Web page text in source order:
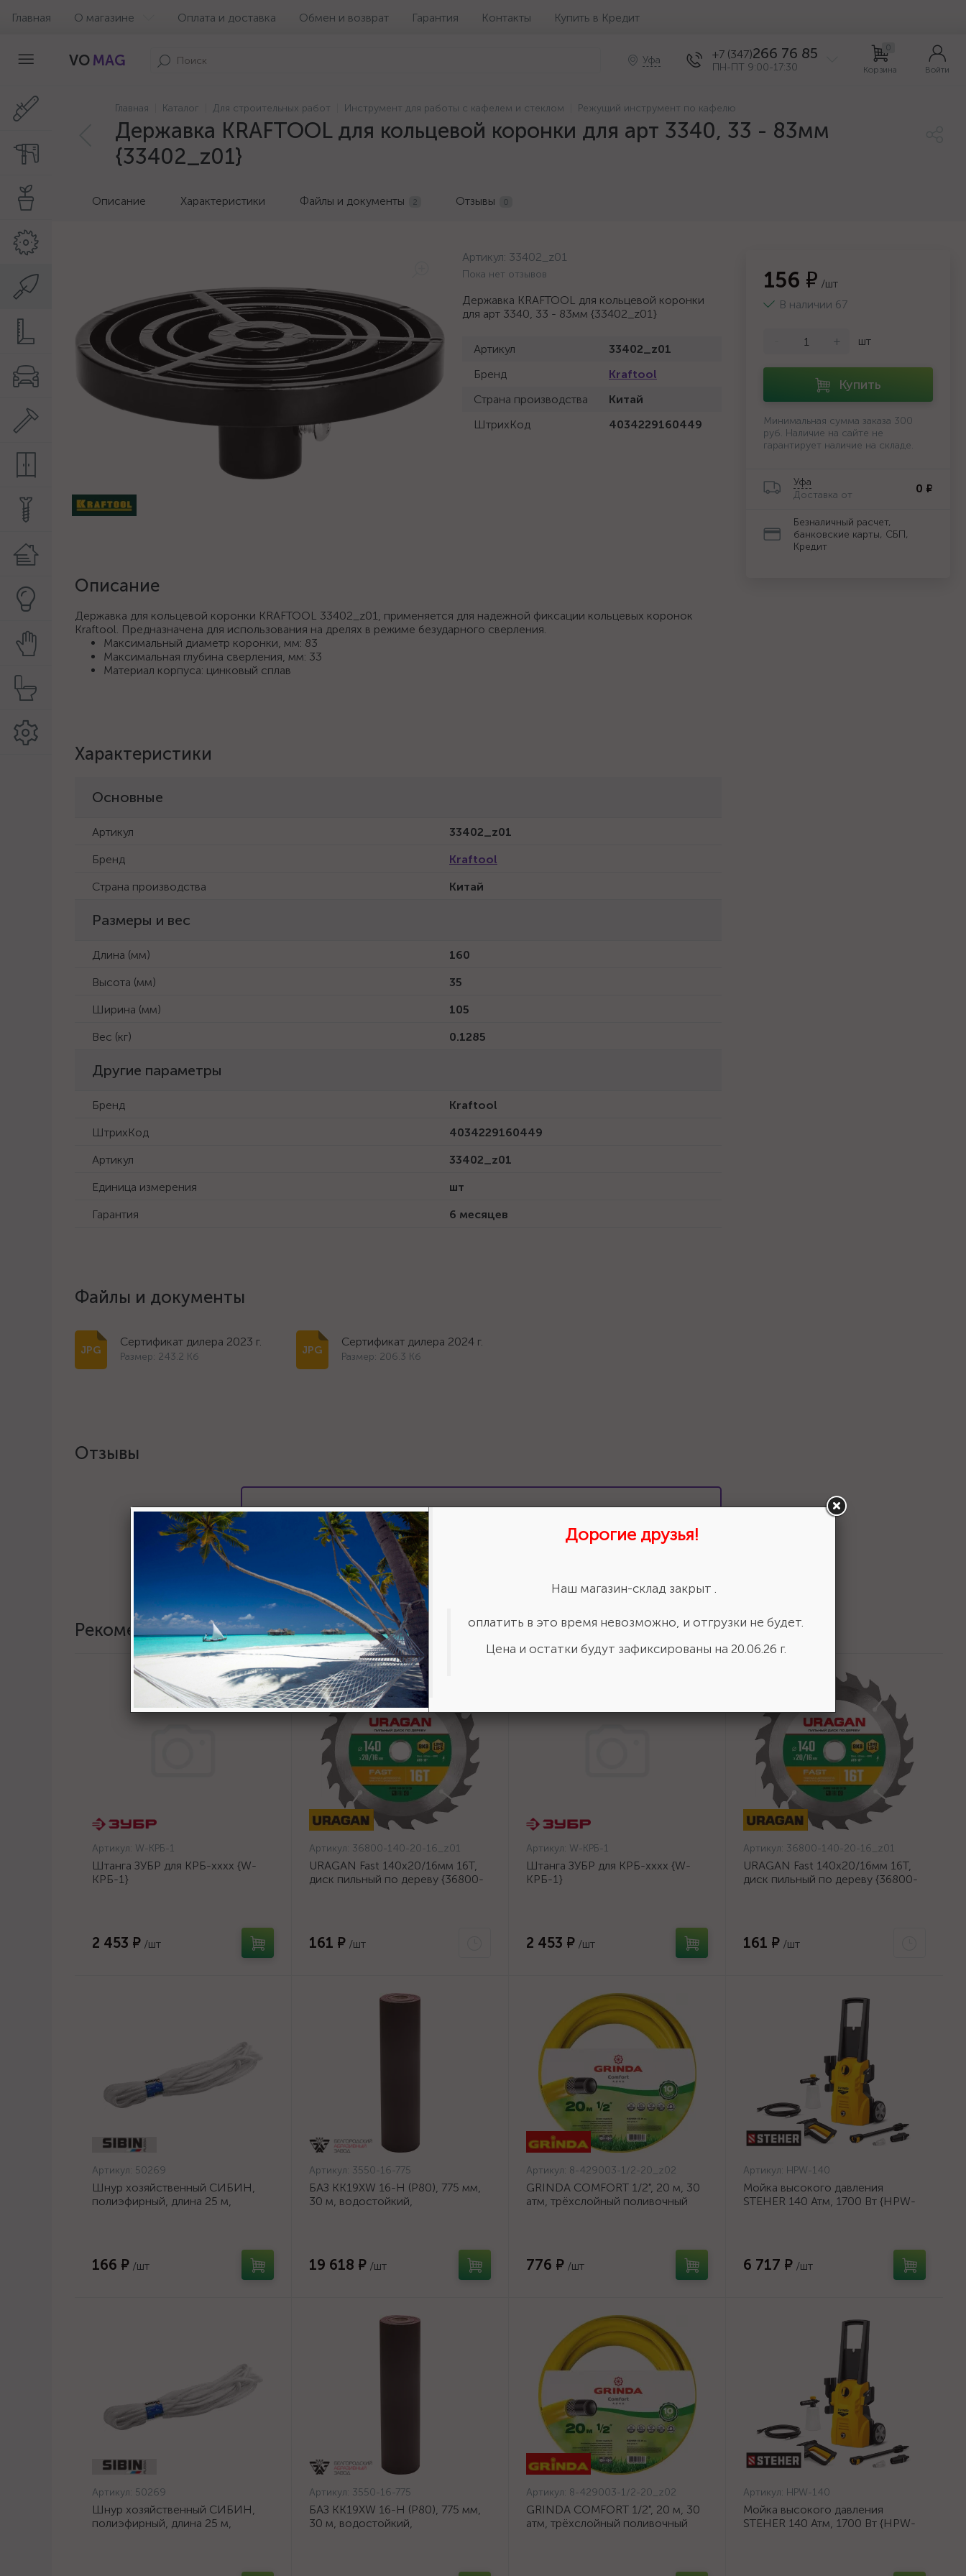
Главная О магазине Оплата и доставка Обмен и возврат Гарантия Контакты Купить в Кредит
VO MAG Уфа +7 (347)266 76 85
ПН-ПТ 9:00-17:30
0
Корзина Войти
Главная Каталог Для строительных работ Инструмент для работы с кафелем и стеклом Режущий инструмент по кафелю
Державка KRAFTOOL для кольцевой коронки для арт 3340, 33 - 83мм
{33402_z01}
Описание Характеристики Файлы и документы 2 Отзывы 0
Артикул: 33402_z01
Пока нет отзывов
Державка KRAFTOOL для кольцевой коронки
для арт 3340, 33 - 83мм {33402_z01}
Артикул
33402_z01
Бренд
Kraftool
Страна производства
Китай
ШтрихКод
4034229160449
Описание
Державка для кольцевой коронки KRAFTOOL 33402_z01, применяется для надежной фиксации кольцевых коронок
Kraftool. Предназначена для использования на дрелях в режиме безударного сверления.
Максимальный диаметр коронки, мм: 83
Максимальная глубина сверления, мм: 33
Материал корпуса: цинковый сплав
Характеристики
Основные
Артикул
33402_z01
Бренд
Kraftool
Страна производства
Китай
Размеры и вес
Длина (мм)
160
Высота (мм)
35
Ширина (мм)
105
Вес (кг)
0.1285
Другие параметры
Бренд
Kraftool
ШтрихКод
4034229160449
Артикул
33402_z01
Единица измерения
шт
Гарантия
6 месяцев
Файлы и документы
Сертификат дилера 2023 г.
Размер: 243.2 Кб
Сертификат дилера 2024 г.
Размер: 206.3 Кб
156 ₽ /шт
В наличии 67
+ шт
Купить
Минимальная сумма заказа 300
руб. Наличие на сайте не
гарантирует наличие на складе.
Уфа
Доставка от
0 ₽
Безналичный расчет,
банковские карты, СБП,
Кредит
Отзывы
Хотите оставить отзыв?
Поставьте свою оценку!
Рекомендации
Артикул: W-КРБ-1
Штанга ЗУБР для КРБ-хххх {W-
КРБ-1}
2 453 ₽ /шт
Артикул: 36800-140-20-16_z01
URAGAN Fast 140x20/16мм 16Т,
диск пильный по дереву {36800-
161 ₽ /шт
Артикул: W-КРБ-1
Штанга ЗУБР для КРБ-хххх {W-
КРБ-1}
2 453 ₽ /шт
Артикул: 36800-140-20-16_z01
URAGAN Fast 140x20/16мм 16Т,
диск пильный по дереву {36800-
161 ₽ /шт
Артикул: 50269
Шнур хозяйственный СИБИН,
полиэфирный, длина 25 м,
166 ₽ /шт
Артикул: 3550-16-775
БАЗ KK19XW 16-H (Р80), 775 мм,
30 м, водостойкий,
19 618 ₽ /шт
Артикул: 8-429003-1/2-20_z02
GRINDA COMFORT 1/2", 20 м, 30
атм, трёхслойный поливочный
776 ₽ /шт
Артикул: HPW-140
Мойка высокого давления
STEHER 140 Атм, 1700 Вт {HPW-
6 717 ₽ /шт
Артикул: 50269
Шнур хозяйственный СИБИН,
полиэфирный, длина 25 м,
Артикул: 3550-16-775
БАЗ KK19XW 16-H (Р80), 775 мм,
30 м, водостойкий,
Артикул: 8-429003-1/2-20_z02
GRINDA COMFORT 1/2", 20 м, 30
атм, трёхслойный поливочный
Артикул: HPW-140
Мойка высокого давления
STEHER 140 Атм, 1700 Вт {HPW-
Дорогие друзья!
Наш магазин-склад закрыт .
оплатить в это время невозможно, и отгрузки не будет.
Цена и остатки будут зафиксированы на 20.06.26 г.